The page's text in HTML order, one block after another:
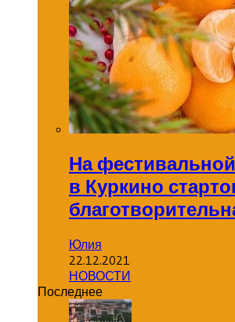
На
в Куркино
Юлия
22.12.2021
НОВОСТИ
Последнее